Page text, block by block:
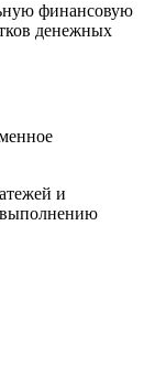
финансовую
денежных
и
выполнению